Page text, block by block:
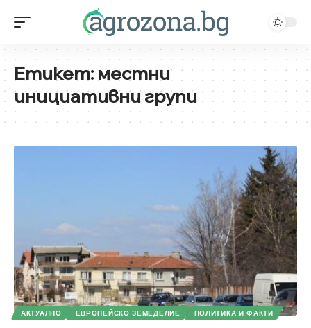
Етикет:местни
инициативни групи
АКТУАЛНО ЕВРОПЕЙСКО ЗЕМЕДЕЛИЕ ПОЛИТИКА И ФАКТИ